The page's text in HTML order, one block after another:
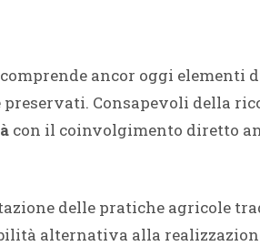
ancor oggi elementi
Consapevoli della
con il coinvolgimento diretto
delle pratiche agricole
alternativa alla